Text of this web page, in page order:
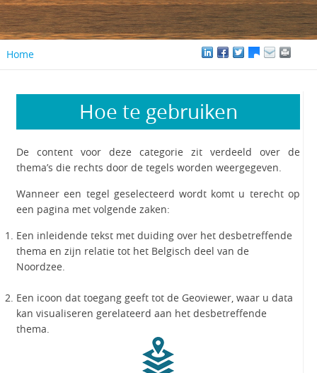
Home
Hoe te gebruiken
De content voor deze categorie zit verdeeld over de
thema’s die rechts door de tegels worden weergegeven.
Wanneer een tegel geselecteerd wordt komt u terecht op
een pagina met volgende zaken:
Een inleidende tekst met duiding over het desbetreffende
thema en zijn relatie tot het Belgisch deel van de
Noordzee.
Een icoon dat toegang geeft tot de Geoviewer, waar u data
kan visualiseren gerelateerd aan het desbetreffende
thema.